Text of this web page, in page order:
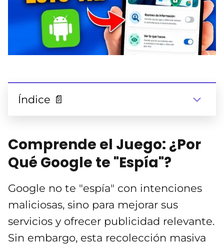
Índice 📄
Comprende el Juego: ¿Por
Qué Google te "Espía"?
Google no te "espía" con intenciones
maliciosas, sino para mejorar sus
servicios y ofrecer publicidad relevante.
Sin embargo, esta recolección masiva